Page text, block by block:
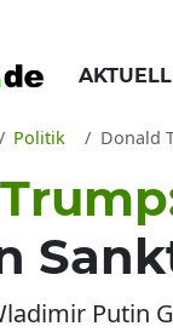
Politik Donald
Putin